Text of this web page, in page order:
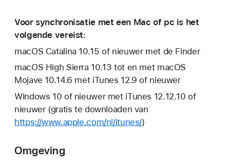
Voor synchronisatie met een Mac of pc is het
volgende vereist:
macOS Catalina 10.15 of nieuwer met de Finder
macOS High Sierra 10.13 tot en met macOS
Mojave 10.14.6 met iTunes 12.9 of nieuwer
Windows 10 of nieuwer met iTunes 12.12.10 of
nieuwer (gratis te downloaden van
https://www.apple.com/nl/itunes/)
Omgeving